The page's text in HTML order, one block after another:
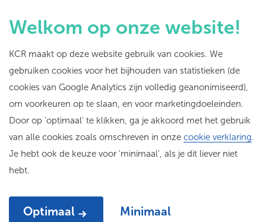
Welkom op onze website!
KCR maakt op deze website gebruik van cookies. We
gebruiken cookies voor het bijhouden van statistieken (de
cookies van Google Analytics zijn volledig geanonimiseerd),
om voorkeuren op te slaan, en voor marketingdoeleinden.
Door op 'optimaal' te klikken, ga je akkoord met het gebruik
van alle cookies zoals omschreven in onze cookie verklaring.
Je hebt ook de keuze voor 'minimaal', als je dit liever niet
hebt.
Optimaal Minimaal
Publiek gesprek 9
oktober: Live column
Laura van Dolron